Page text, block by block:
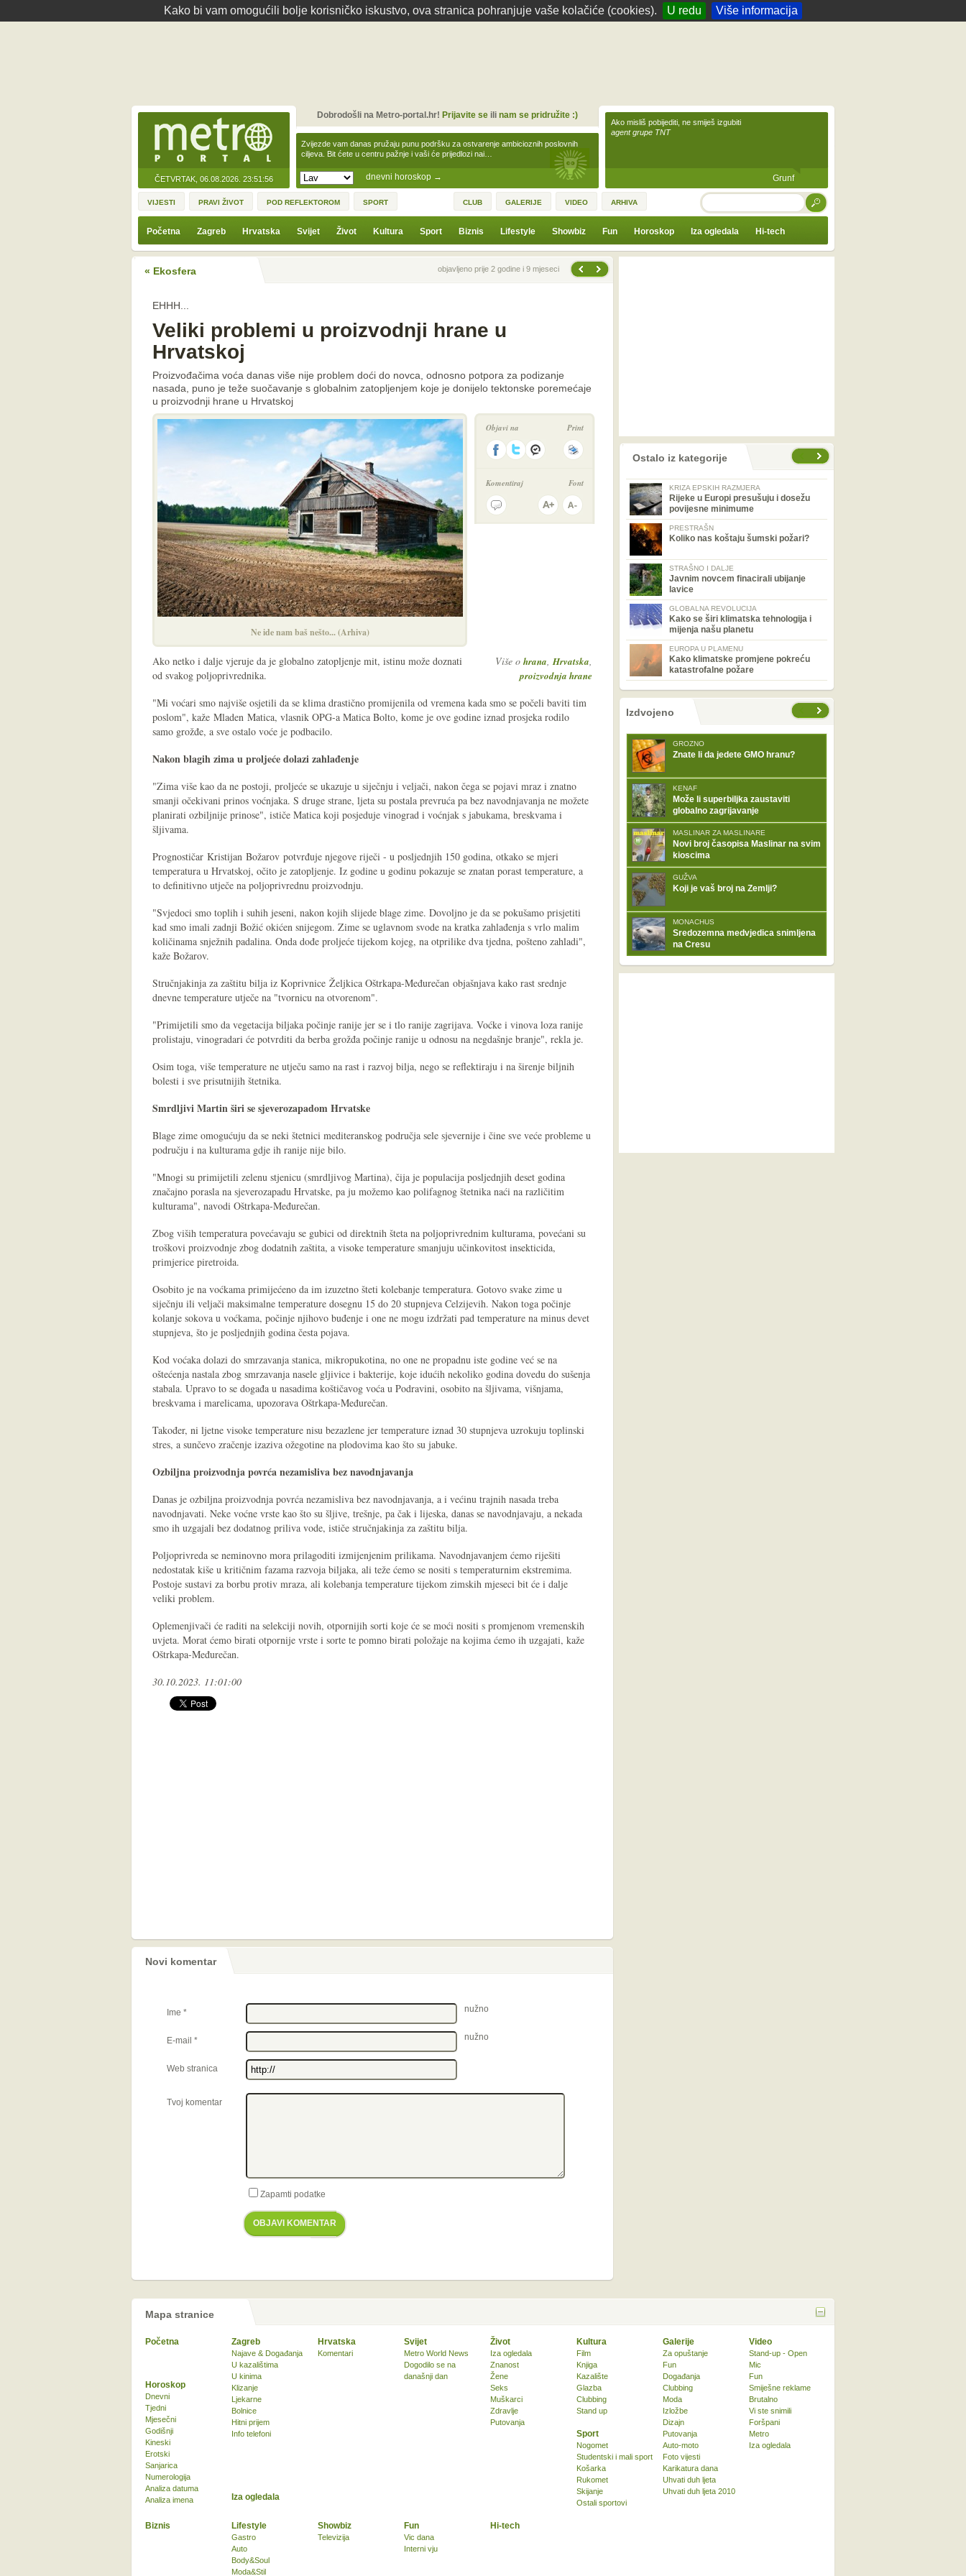
Kako bi vam omogućili bolje korisničko iskustvo, ova stranica pohranjuje vaše kolačiće (cookies). U redu Više informacija
ČETVRTAK, 06.08.2026. 23:51:56 dnevni horoskop →
Zvijezde vam danas pružaju punu podršku za ostvarenje ambicioznih poslovnih
ciljeva. Bit ćete u centru pažnje i vaši će prijedlozi nai…
Dobrodošli na Metro-portal.hr! Prijavite seili nam se pridružite :)
Ako misliš pobijediti, ne smiješ izgubiti
agent grupe TNT
Grunf
VIJESTI PRAVI ŽIVOT POD REFLEKTOROM SPORT CLUB GALERIJE VIDEO ARHIVA TRAŽI
Početna Zagreb Hrvatska Svijet Život Kultura Sport Biznis Lifestyle Showbiz Fun Horoskop Iza ogledala Hi-tech
« Ekosfera Prethodna vijestobjavljeno prije 2 godine i 9 mjeseci
EHHH...
Veliki problemi u proizvodnji hrane u
Hrvatskoj
Proizvođačima voća danas više nije problem doći do novca, odnosno potpora za podizanje
nasada, puno je teže suočavanje s globalnim zatopljenjem koje je donijelo tektonske poremećaje
u proizvodnji hrane u Hrvatskoj
Ne ide nam baš nešto... (Arhiva)
Objavi na Print
Komentiraj Font
Više o hrana,Hrvatska,
proizvodnja hrane
Ako netko i dalje vjeruje da je globalno zatopljenje mit, istinu može doznati
od svakog poljoprivrednika.
"Mi voćari smo najviše osjetili da se klima drastično promijenila od vremena kada smo se počeli baviti tim
poslom", kaže Mladen Matica, vlasnik OPG-a Matica Bolto, kome je ove godine iznad prosjeka rodilo
samo grožđe, a sve ostalo voće je podbacilo.
Nakon blagih zima u proljeće dolazi zahlađenje
"Zima više kao da ne postoji, proljeće se ukazuje u siječnju i veljači, nakon čega se pojavi mraz i znatno
smanji očekivani prinos voćnjaka. S druge strane, ljeta su postala prevruća pa bez navodnjavanja ne možete
planirati ozbiljnije prinose", ističe Matica koji posjeduje vinograd i voćnjak s jabukama, breskvama i
šljivama.
Prognostičar Kristijan Božarov potvrđuje njegove riječi - u posljednjih 150 godina, otkako se mjeri
temperatura u Hrvatskoj, očito je zatopljenje. Iz godine u godinu pokazuje se znatan porast temperature, a
to definitivno utječe na poljoprivrednu proizvodnju.
"Svjedoci smo toplih i suhih jeseni, nakon kojih slijede blage zime. Dovoljno je da se pokušamo prisjetiti
kad smo imali zadnji Božić okićen snijegom. Zime se uglavnom svode na kratka zahlađenja s vrlo malim
količinama snježnih padalina. Onda dođe proljeće tijekom kojeg, na otprilike dva tjedna, pošteno zahladi",
kaže Božarov.
Stručnjakinja za zaštitu bilja iz Koprivnice Željkica Oštrkapa-Međurečan objašnjava kako rast srednje
dnevne temperature utječe na "tvornicu na otvorenom".
"Primijetili smo da vegetacija biljaka počinje ranije jer se i tlo ranije zagrijava. Voćke i vinova loza ranije
prolistaju, vinogradari će potvrditi da berba grožđa počinje ranije u odnosu na negdašnje branje", rekla je.
Osim toga, više temperature ne utječu samo na rast i razvoj bilja, nego se reflektiraju i na širenje biljnih
bolesti i sve prisutnijih štetnika.
Smrdljivi Martin širi se sjeverozapadom Hrvatske
Blage zime omogućuju da se neki štetnici mediteranskog područja sele sjevernije i čine sve veće probleme u
području i na kulturama gdje ih ranije nije bilo.
"Mnogi su primijetili zelenu stjenicu (smrdljivog Martina), čija je populacija posljednjih deset godina
značajno porasla na sjeverozapadu Hrvatske, pa ju možemo kao polifagnog štetnika naći na različitim
kulturama", navodi Oštrkapa-Međurečan.
Zbog viših temperatura povećavaju se gubici od direktnih šteta na poljoprivrednim kulturama, povećani su
troškovi proizvodnje zbog dodatnih zaštita, a visoke temperature smanjuju učinkovitost insekticida,
primjerice piretroida.
Osobito je na voćkama primijećeno da im izuzetno šteti kolebanje temperatura. Gotovo svake zime u
siječnju ili veljači maksimalne temperature dosegnu 15 do 20 stupnjeva Celzijevih. Nakon toga počinje
kolanje sokova u voćkama, počinje njihovo buđenje i one ne mogu izdržati pad temperature na minus devet
stupnjeva, što je posljednjih godina česta pojava.
Kod voćaka dolazi do smrzavanja stanica, mikropukotina, no one ne propadnu iste godine već se na
oštećenja nastala zbog smrzavanja nasele gljivice i bakterije, koje idućih nekoliko godina dovedu do sušenja
stabala. Upravo to se događa u nasadima koštičavog voća u Podravini, osobito na šljivama, višnjama,
breskvama i marelicama, upozorava Oštrkapa-Međurečan.
Također, ni ljetne visoke temperature nisu bezazlene jer temperature iznad 30 stupnjeva uzrokuju toplinski
stres, a sunčevo zračenje izaziva ožegotine na plodovima kao što su jabuke.
Ozbiljna proizvodnja povrća nezamisliva bez navodnjavanja
Danas je ozbiljna proizvodnja povrća nezamisliva bez navodnjavanja, a i većinu trajnih nasada treba
navodnjavati. Neke voćne vrste kao što su šljive, trešnje, pa čak i lijeska, danas se navodnjavaju, a nekada
smo ih uzgajali bez dodatnog priliva vode, ističe stručnjakinja za zaštitu bilja.
Poljoprivreda se neminovno mora prilagoditi izmijenjenim prilikama. Navodnjavanjem ćemo riješiti
nedostatak kiše u kritičnim fazama razvoja biljaka, ali teže ćemo se nositi s temperaturnim ekstremima.
Postoje sustavi za borbu protiv mraza, ali kolebanja temperature tijekom zimskih mjeseci bit će i dalje
veliki problem.
Oplemenjivači će raditi na selekciji novih, otpornijih sorti koje će se moći nositi s promjenom vremenskih
uvjeta. Morat ćemo birati otpornije vrste i sorte te pomno birati položaje na kojima ćemo ih uzgajati, kaže
Oštrkapa-Međurečan.
30.10.2023. 11:01:00
Novi komentar
Ime * nužno
E-mail * nužno
Web stranica
Tvoj komentar
Zapamti podatke
OBJAVI KOMENTAR
prethodno Ostalo iz kategorije
KRIZA EPSKIH RAZMJERA
Rijeke u Europi presušuju i dosežu
povijesne minimume
PRESTRAŠN
Koliko nas koštaju šumski požari?
STRAŠNO I DALJE
Javnim novcem finacirali ubijanje
lavice
GLOBALNA REVOLUCIJA
Kako se širi klimatska tehnologija i
mijenja našu planetu
EUROPA U PLAMENU
Kako klimatske promjene pokreću
katastrofalne požare
nema prethodne stranice
sljedećeIzdvojeno
GROZNO
Znate li da jedete GMO hranu?
KENAF
Može li superbiljka zaustaviti
globalno zagrijavanje
MASLINAR ZA MASLINARE
Novi broj časopisa Maslinar na svim
kioscima
GUŽVA
Koji je vaš broj na Zemlji?
MONACHUS
Sredozemna medvjedica snimljena
na Cresu
Mapa stranice
Početna Zagreb
Najave & Događanja
U kazalištima
U kinima
Klizanje
Ljekarne
Bolnice
Hitni prijem
Info telefoni
Hrvatska
Komentari
Svijet
Metro World News
Dogodilo se na
današnji dan
Život
Iza ogledala
Znanost
Žene
Seks
Muškarci
Zdravlje
Putovanja
Kultura
Film
Knjiga
Kazalište
Glazba
Clubbing
Stand up
Sport
Nogomet
Studentski i mali sport
Košarka
Rukomet
Skijanje
Ostali sportovi
Biznis Lifestyle
Gastro
Auto
Body&Soul
Moda&Stil
Showbiz
Televizija
Fun
Vic dana
Interni vju
Horoskop
Dnevni
Tjedni
Mjesečni
Godišnji
Kineski
Erotski
Sanjarica
Numerologija
Analiza datuma
Analiza imena
Iza ogledala
Hi-tech
Galerije
Za opuštanje
Fun
Događanja
Clubbing
Moda
Izložbe
Dizajn
Putovanja
Auto-moto
Foto vijesti
Karikatura dana
Uhvati duh ljeta
Uhvati duh ljeta 2010
Video
Stand-up - Open
Mic
Fun
Smiješne reklame
Brutalno
Vi ste snimili
Foršpani
Metro
Iza ogledala